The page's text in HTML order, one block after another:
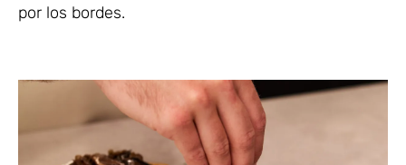
por los bordes.